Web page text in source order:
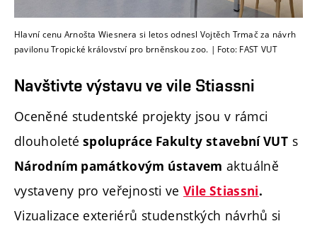
Hlavní cenu Arnošta Wiesnera si letos odnesl Vojtěch Trmač za návrh
pavilonu Tropické království pro brněnskou zoo. | Foto: FAST VUT
Navštivte výstavu ve vile Stiassni
Oceněné studentské projekty jsou v rámci
dlouholeté spolupráce Fakulty stavební VUT s
Národním památkovým ústavem aktuálně
vystaveny pro veřejnosti veVile Stiassni.
Vizualizace exteriérů studenstkých návrhů si